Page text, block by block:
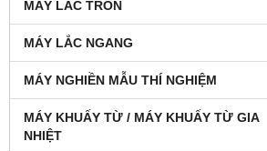
MÁY LẮC TRÒN
MÁY LẮC NGANG
MÁY NGHIỀN MẪU THÍ NGHIỆM
MÁY KHUẤY TỪ / MÁY KHUẤY TỪ GIA
NHIỆT